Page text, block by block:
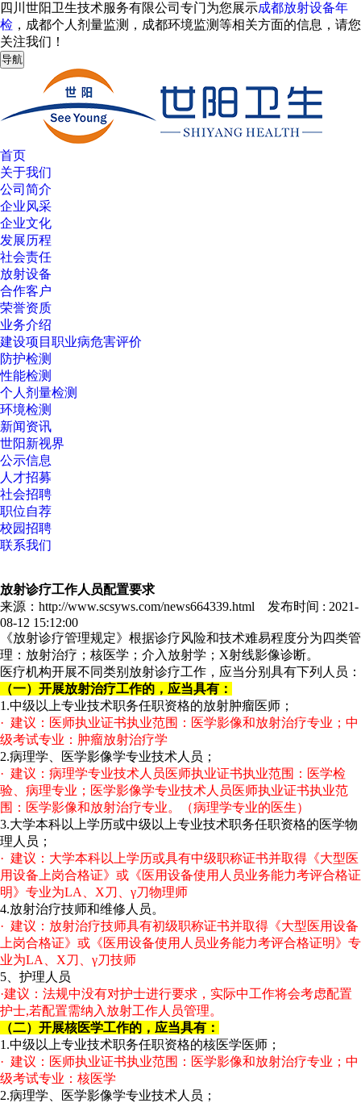
四川世阳卫生技术服务有限公司专门为您展示成都放射设备年
检 ，成都个人剂量监测，成都环境监测等相关方面的信息，请您
关注我们！
导航
首页
关于我们
公司简介
企业风采
企业文化
发展历程
社会责任
放射设备
合作客户
荣誉资质
业务介绍
建设项目职业病危害评价
防护检测
性能检测
个人剂量检测
环境检测
新闻资讯
世阳新视界
公示信息
人才招募
社会招聘
职位自荐
校园招聘
联系我们
放射诊疗工作人员配置要求
来源：http://www.scsyws.com/news664339.html 发布时间 : 2021-
08-12 15:12:00
《放射诊疗管理规定》根据诊疗风险和技术难易程度分为四类管
理：放射治疗；核医学；介入放射学；X射线影像诊断。
医疗机构开展不同类别放射诊疗工作，应当分别具有下列人员：
（一）开展放射治疗工作的，应当具有：
1.中级以上专业技术职务任职资格的放射肿瘤医师；
· 建议：医师执业证书执业范围：医学影像和放射治疗专业；中
级考试专业：肿瘤放射治疗学
2.病理学、医学影像学专业技术人员；
· 建议：病理学专业技术人员医师执业证书执业范围：医学检
验、病理专业；医学影像学专业技术人员医师执业证书执业范
围：医学影像和放射治疗专业。（病理学专业的医生）
3.大学本科以上学历或中级以上专业技术职务任职资格的医学物
理人员；
· 建议：大学本科以上学历或具有中级职称证书并取得《大型医
用设备上岗合格证》或《医用设备使用人员业务能力考评合格证
明》专业为LA、X刀、γ刀物理师
4.放射治疗技师和维修人员。
· 建议：放射治疗技师具有初级职称证书并取得《大型医用设备
上岗合格证》或《医用设备使用人员业务能力考评合格证明》专
业为LA、X刀、γ刀技师
5、护理人员
·建议：法规中没有对护士进行要求，实际中工作将会考虑配置
护士,若配置需纳入放射工作人员管理。
（二）开展核医学工作的，应当具有：
1.中级以上专业技术职务任职资格的核医学医师；
· 建议：医师执业证书执业范围：医学影像和放射治疗专业；中
级考试专业：核医学
2.病理学、医学影像学专业技术人员；